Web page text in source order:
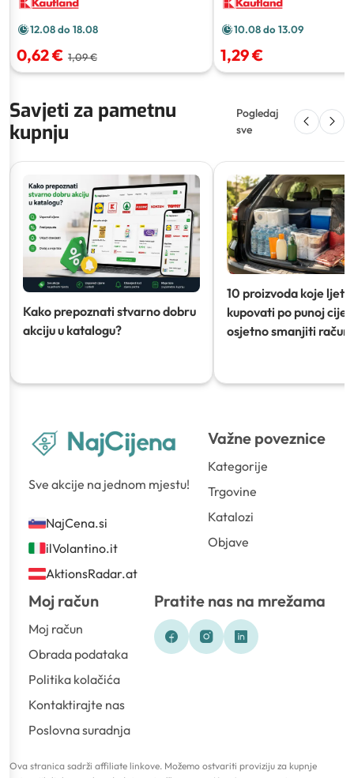
12.08 do 18.08
0,62 € 1,09 €
10.08 do 13.09
1,29 €
Savjeti za pametnu
kupnju
Pogledaj
sve
Kako prepoznati stvarno dobru
akciju u katalogu?
10 proizvoda koje ljeti
kupovati po punoj
osjetno smanjiti račun)
Sve akcije na jednom mjestu!
NajCena.si
ilVolantino.it
AktionsRadar.at
Važne poveznice
Kategorije
Trgovine
Katalozi
Objave
Moj račun
Moj račun
Obrada podataka
Politika kolačića
Kontaktirajte nas
Poslovna suradnja
Pratite nas na mrežama
Ova stranica sadrži affiliate linkove. Možemo ostvariti proviziju za kupnje